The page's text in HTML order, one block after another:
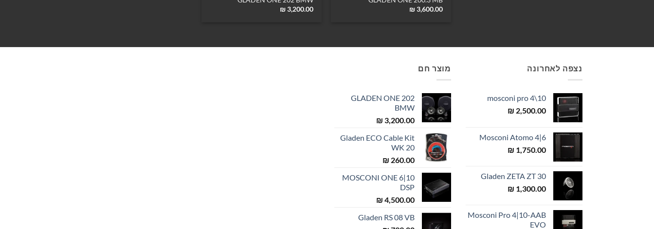
₪3,600.00
₪3,200.00
נצפה לאחרונה
mosconi pro 4\10
₪ 2,500.00
Mosconi Atomo 4|6
₪ 1,750.00
Gladen ZETA ZT 30
₪ 1,300.00
Mosconi Pro 4|10-AAB
EVO
מוצר חם
GLADEN ONE 202
BMW
₪ 3,200.00
Gladen ECO Cable Kit
WK 20
₪ 260.00
MOSCONI ONE 6|10
DSP
₪ 4,500.00
Gladen RS 08 VB